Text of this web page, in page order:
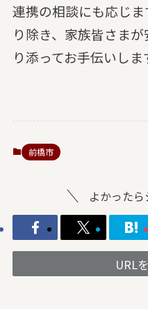
連携の相談にも応じ
り除き、家族皆さま
り添ってお手伝いしま
前橋市
よかったら
URL